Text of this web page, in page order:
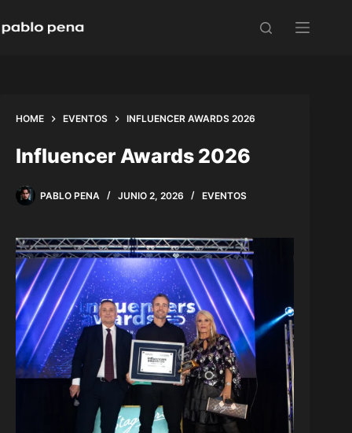
to
HOME EVENTOS INFLUENCER AWARDS 2026
Influencer Awards 2026
PABLO PENA JUNIO 2, 2026 EVENTOS